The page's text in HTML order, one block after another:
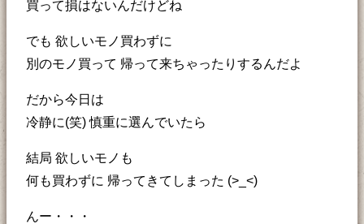
買って損はないんだけどね
でも 欲しいモノ買わずに
別のモノ買って 帰って来ちゃったりするんだよ
だから今日は
冷静に(笑) 慎重に選んでいたら
結局 欲しいモノも
何も買わずに 帰ってきてしまった (>_<)
んー・・・